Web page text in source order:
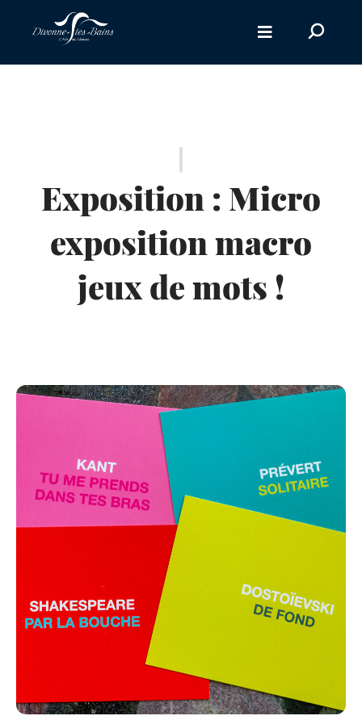
Aller à la recherche
sur
site
Exposition : Micro
exposition macro
jeux de mots !